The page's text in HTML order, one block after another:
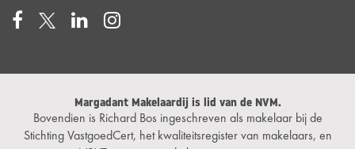
Margadant Makelaardij is lid van de NVM.
Bovendien is Richard Bos ingeschreven als makelaar bij de
Stichting VastgoedCert, het kwaliteitsregister van makelaars, en